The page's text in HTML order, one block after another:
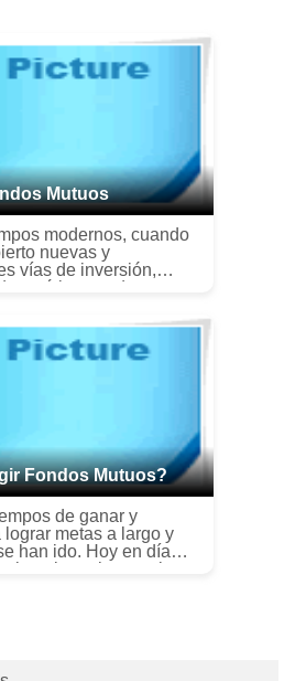
Mutuos
modernos, cuando
nuevas y
vías de inversión,
está buscando
forma u otra. Los
Fondos Mutuos?
de ganar y
lograr metas a largo y
han ido. Hoy en día,
quiere ahorrar el